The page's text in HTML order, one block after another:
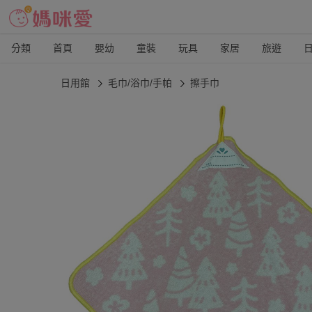
分類 首頁 嬰幼 童裝 玩具 家居 旅遊
日用館 毛巾/浴巾/手帕 擦手巾